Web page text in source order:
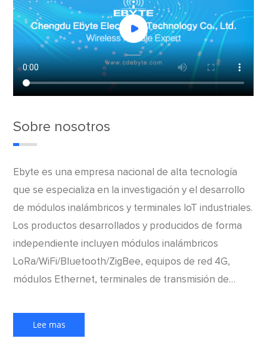
Sobre nosotros
Ebyte es una empresa nacional de alta tecnología
que se especializa en la investigación y el desarrollo
de módulos inalámbricos y terminales IoT industriales.
Los productos desarrollados y producidos de forma
independiente incluyen módulos inalámbricos
LoRa/WiFi/Bluetooth/ZigBee, equipos de red 4G,
módulos Ethernet, terminales de transmisión de
y antenas.
Lee mas